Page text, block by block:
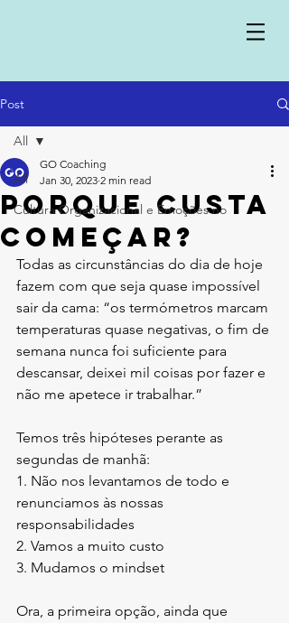
Post
All
Cultura Organizacional e Emoções no
All
Porque custa
começar?
GO Coaching
Jan 30, 2023 2 min read
Todas as circunstâncias do dia de hoje
fazem com que seja quase impossível
sair da cama: “os termómetros marcam
temperaturas quase negativas, o fim de
semana nunca foi suficiente para
descansar, deixei mil coisas por fazer e
não me apetece ir trabalhar.”
Temos três hipóteses perante as
segundas de manhã:
1. Não nos levantamos de todo e
renunciamos às nossas
responsabilidades
2. Vamos a muito custo
3. Mudamos o mindset
Ora, a primeira opção, ainda que